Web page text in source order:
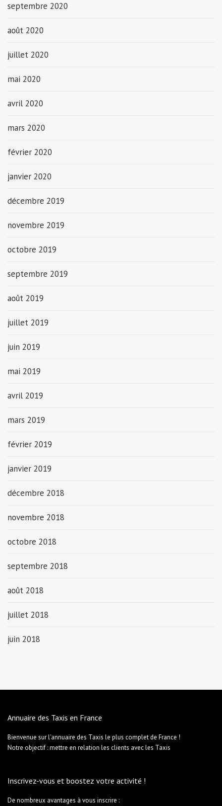
septembre 2020
août 2020
juillet 2020
mai 2020
avril 2020
mars 2020
février 2020
janvier 2020
décembre 2019
novembre 2019
octobre 2019
septembre 2019
août 2019
juillet 2019
juin 2019
mai 2019
avril 2019
mars 2019
février 2019
janvier 2019
décembre 2018
novembre 2018
octobre 2018
septembre 2018
août 2018
juillet 2018
juin 2018
Annuaire des Taxis en France
Bienvenue sur l'annuaire des Taxis le plus complet de France !
Notre objectif : mettre en relation les clients avec les Taxis
Inscrivez-vous et boostez votre activité !
De nombreux avantages à vous inscrire :